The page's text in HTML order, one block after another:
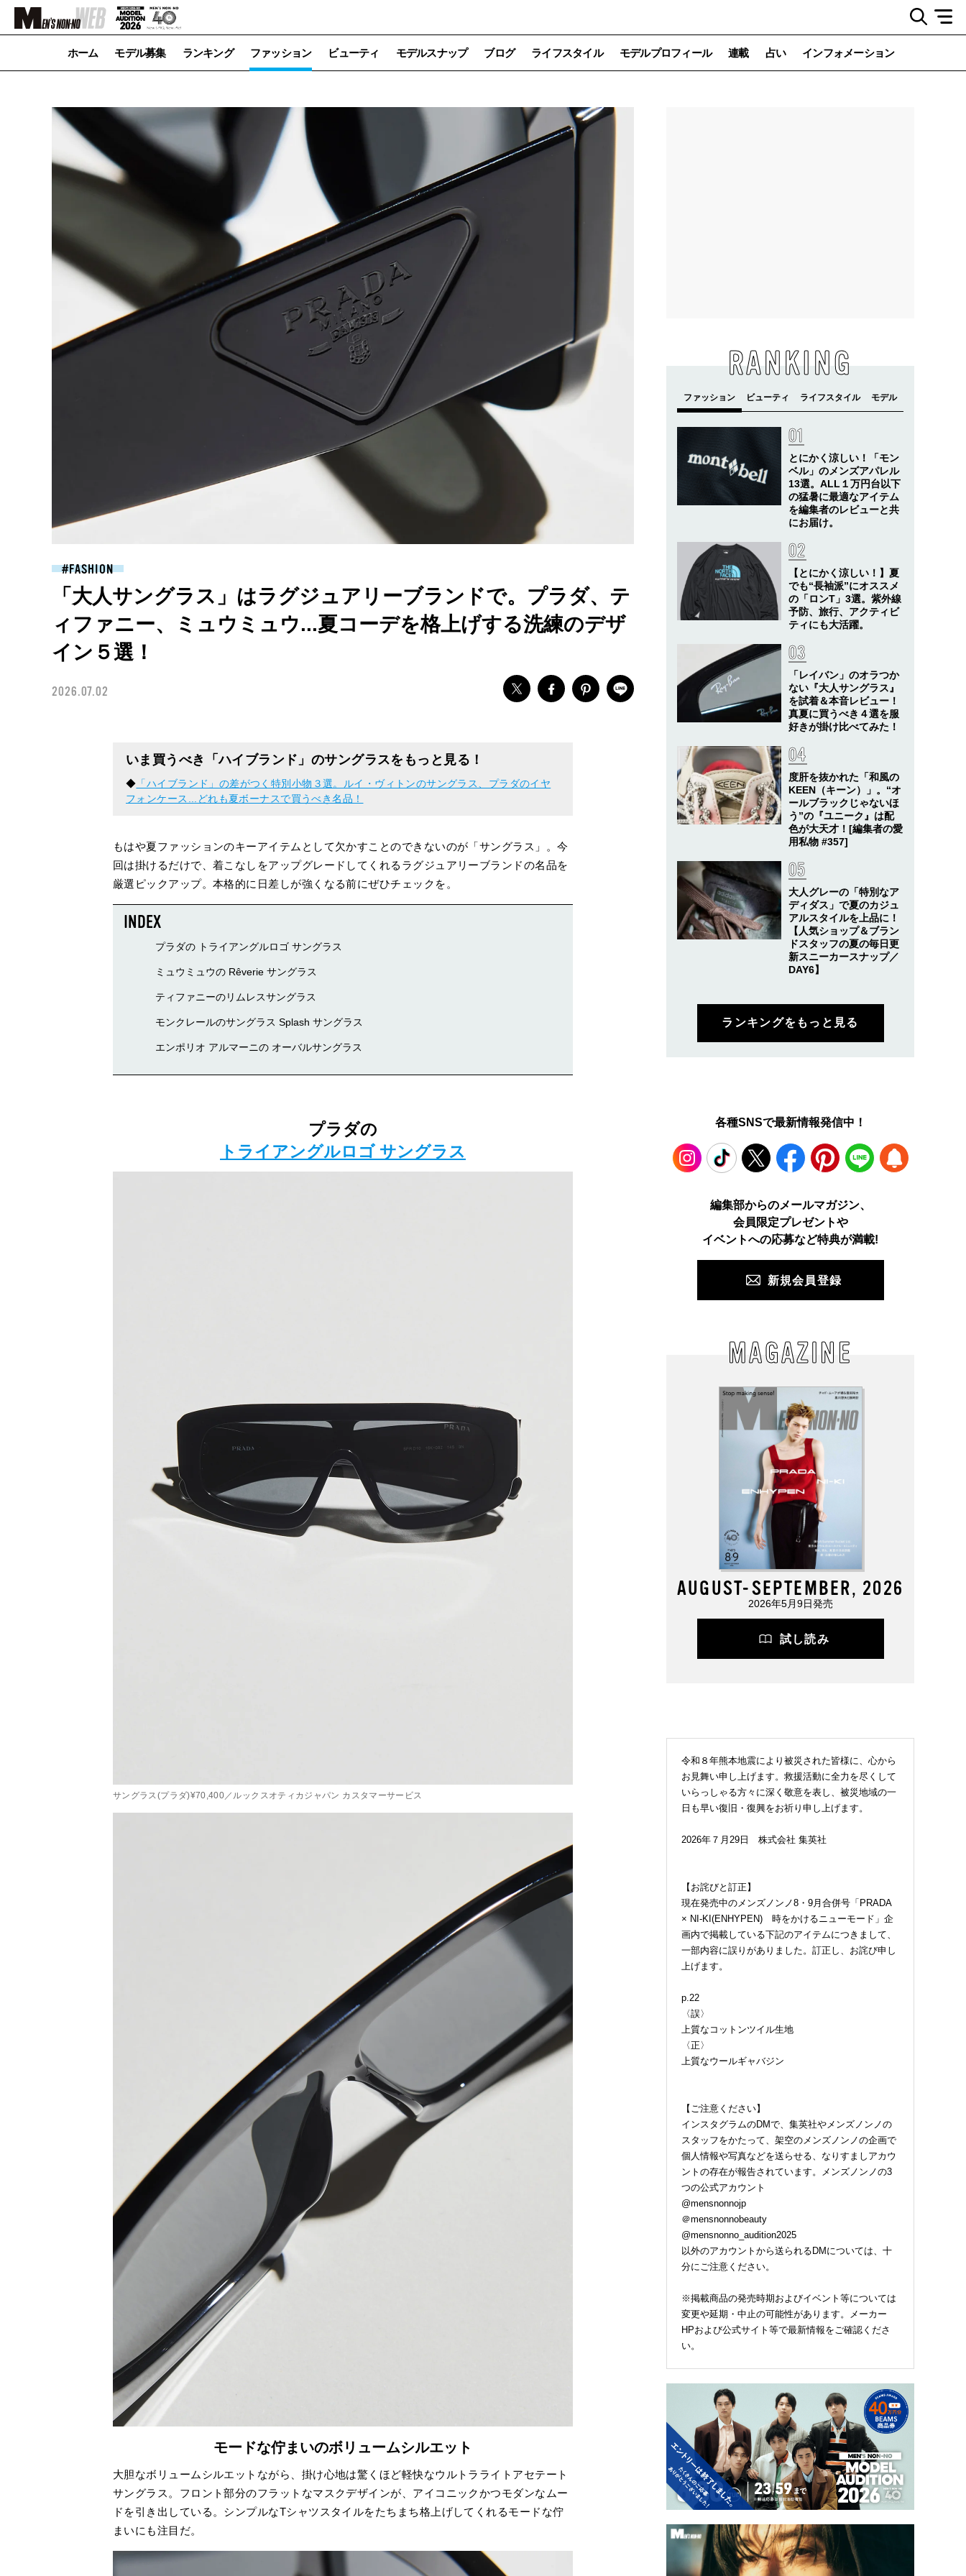
ホーム モデル募集 ランキング ファッション ビューティ モデルスナップ ブログ ライフスタイル モデルプロフィール 連載 占い インフォメーション
FASHION
「大人サングラス」はラグジュアリーブランドで。プラダ、テ
ィファニー、ミュウミュウ...夏コーデを格上げする洗練のデザ
イン５選！
2026.07.02
いま買うべき「ハイブランド」のサングラスをもっと見る！
◆ 「ハイブランド」の差がつく特別小物３選。ルイ・ヴィトンのサングラス、プラダのイヤ
フォンケース...どれも夏ボーナスで買うべき名品！
もはや夏ファッションのキーアイテムとして欠かすことのできないのが「サングラス」。今
回は掛けるだけで、着こなしをアップグレードしてくれるラグジュアリーブランドの名品を
厳選ピックアップ。本格的に日差しが強くなる前にぜひチェックを。
プラダの トライアングルロゴ サングラス
ミュウミュウの Rêverie サングラス
ティファニーのリムレスサングラス
モンクレールのサングラス Splash サングラス
エンポリオ アルマーニの オーバルサングラス
プラダの
トライアングルロゴ サングラス
サングラス(プラダ)¥70,400／ルックスオティカジャパン カスタマーサービス
モードな佇まいのボリュームシルエット
大胆なボリュームシルエットながら、掛け心地は驚くほど軽快なウルトラライトアセテート
サングラス。フロント部分のフラットなマスクデザインが、アイコニックかつモダンなムー
ドを引き出している。シンプルなTシャツスタイルをたちまち格上げしてくれるモードな佇
まいにも注目だ。
RANKING
とにかく涼しい！「モン
ベル」のメンズアパレル
13選。ALL１万円台以下
の猛暑に最適なアイテム
を編集者のレビューと共
にお届け。
【とにかく涼しい！】夏
でも“長袖派”にオススメ
の「ロンT」3選。紫外線
予防、旅行、アクティビ
ティにも大活躍。
「レイバン」のオラつか
ない『大人サングラス』
を試着＆本音レビュー！
真夏に買うべき４選を服
好きが掛け比べてみた！
度肝を抜かれた「和風の
KEEN（キーン）」。“オ
ールブラックじゃないほ
う”の『ユニーク』は配
色が大天才！[編集者の愛
用私物 #357]
大人グレーの「特別なア
ディダス」で夏のカジュ
アルスタイルを上品に！
【人気ショップ＆ブラン
ドスタッフの夏の毎日更
新スニーカースナップ／
DAY6】
ランキングをもっと見る
各種SNSで最新情報発信中！
TikTok Facebook Pinterest LINE
編集部からのメールマガジン、
会員限定プレゼントや
イベントへの応募など特典が満載!
新規会員登録
MAGAZINE
AUGUST-SEPTEMBER, 2026
2026年5月9日発売
試し読み
令和８年熊本地震により被災された皆様に、心から
お見舞い申し上げます。救援活動に全力を尽くして
いらっしゃる方々に深く敬意を表し、被災地域の一
日も早い復旧・復興をお祈り申し上げます。
2026年７月29日 株式会社 集英社
【お詫びと訂正】
現在発売中のメンズノンノ8・9月合併号「PRADA
× NI-KI(ENHYPEN) 時をかけるニューモード」企
画内で掲載している下記のアイテムにつきまして、
一部内容に誤りがありました。訂正し、お詫び申し
上げます。
p.22
〈誤〉
上質なコットンツイル生地
〈正〉
上質なウールギャバジン
【ご注意ください】
インスタグラムのDMで、集英社やメンズノンノの
スタッフをかたって、架空のメンズノンノの企画で
個人情報や写真などを送らせる、なりすましアカウ
ントの存在が報告されています。メンズノンノの3
つの公式アカウント
@mensnonnojp
＠mensnonnobeauty
@mensnonno_audition2025
以外のアカウントから送られるDMについては、十
分にご注意ください。
※掲載商品の発売時期およびイベント等については
変更や延期・中止の可能性があります。メーカー
HPおよび公式サイト等で最新情報をご確認くださ
い。